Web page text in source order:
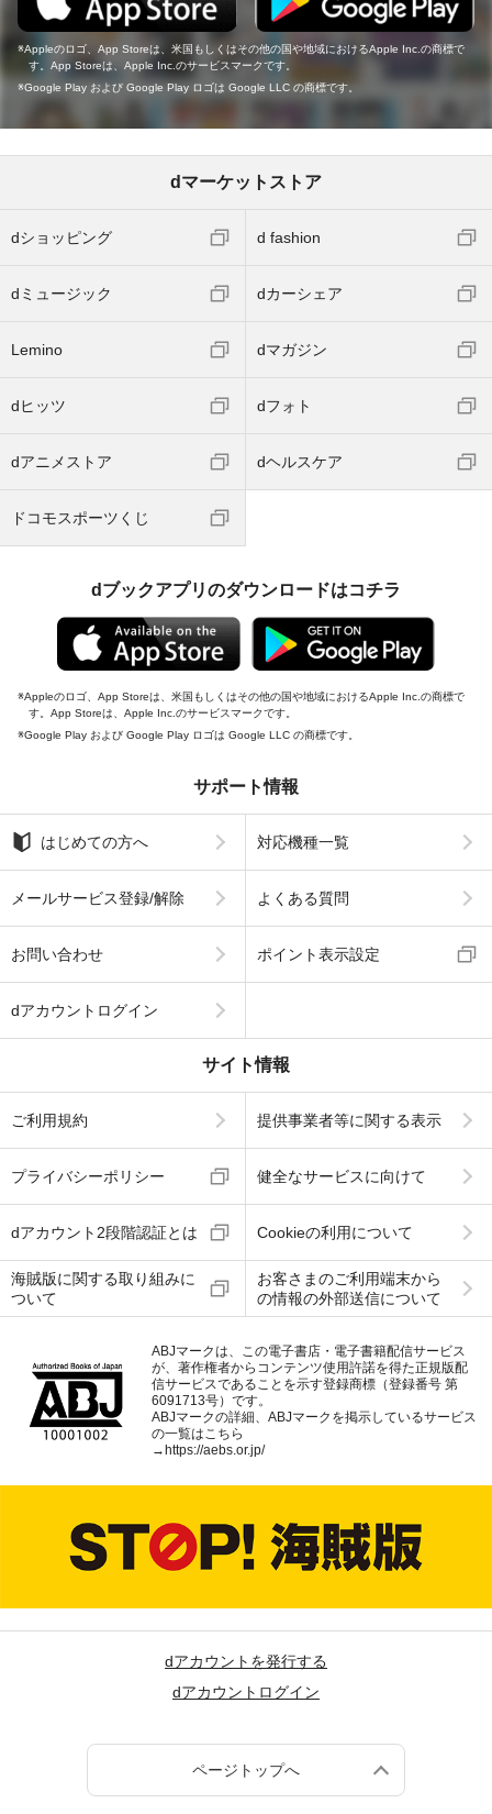
Appleのロゴ、App Storeは、米国もしくはその他の国や地域におけるApple Inc.の商標で
す。App Storeは、Apple Inc.のサービスマークです。
Google Play および Google Play ロゴは Google LLC の商標です。
dマーケットストア
dショッピング d fashion
dミュージック dカーシェア
Lemino dマガジン
dヒッツ dフォト
dアニメストア dヘルスケア
ドコモスポーツくじ
dブックアプリのダウンロードはコチラ
Appleのロゴ、App Storeは、米国もしくはその他の国や地域におけるApple Inc.の商標で
す。App Storeは、Apple Inc.のサービスマークです。
Google Play および Google Play ロゴは Google LLC の商標です。
サポート情報
はじめての方へ 対応機種一覧
メールサービス登録/解除 よくある質問
お問い合わせ ポイント表示設定
dアカウントログイン
サイト情報
ご利用規約 提供事業者等に関する表示
プライバシーポリシー 健全なサービスに向けて
dアカウント2段階認証とは Cookieの利用について
海賊版に関する取り組みに
ついて
お客さまのご利用端末から
の情報の外部送信について
ABJマークは、この電子書店・電子書籍配信サービス
が、著作権者からコンテンツ使用許諾を得た正規版配
信サービスであることを示す登録商標（登録番号 第
6091713号）です。
ABJマークの詳細、ABJマークを掲示しているサービス
の一覧はこちら
→ https://aebs.or.jp/
dアカウントを発行する
dアカウントログイン
ページトップへ